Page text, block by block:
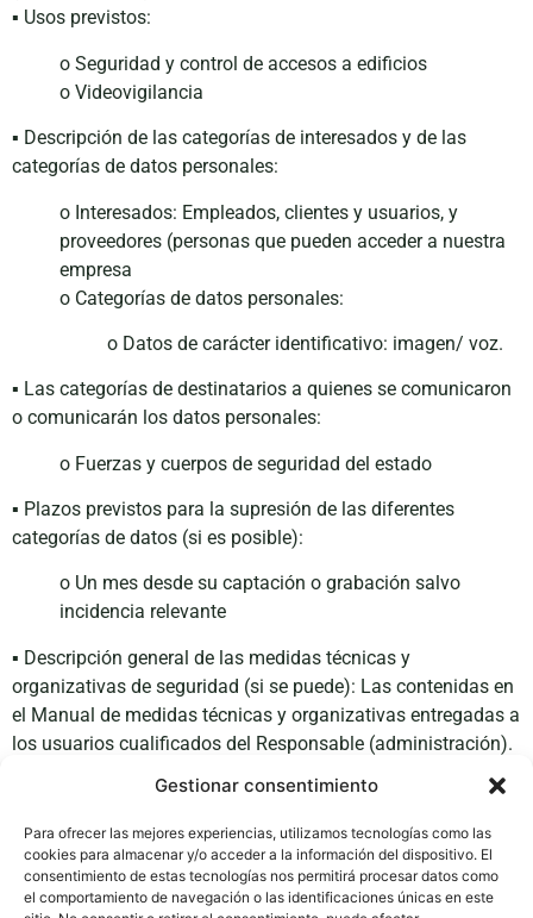
Gestionar consentimiento
Para ofrecer las mejores experiencias, utilizamos tecnologías como las
cookies para almacenar y/o acceder a la información del dispositivo. El
consentimiento de estas tecnologías nos permitirá procesar datos como
el comportamiento de navegación o las identificaciones únicas en este
▪ Usos previstos:
o Seguridad y control de accesos a edificios
o Videovigilancia
▪ Descripción de las categorías de interesados y de las
categorías de datos personales:
o Interesados: Empleados, clientes y usuarios, y
proveedores (personas que pueden acceder a nuestra
empresa
o Categorías de datos personales:
o Datos de carácter identificativo: imagen/ voz.
▪ Las categorías de destinatarios a quienes se comunicaron
o comunicarán los datos personales:
o Fuerzas y cuerpos de seguridad del estado
▪ Plazos previstos para la supresión de las diferentes
categorías de datos (si es posible):
o Un mes desde su captación o grabación salvo
incidencia relevante
▪ Descripción general de las medidas técnicas y
organizativas de seguridad (si se puede): Las contenidas en
el Manual de medidas técnicas y organizativas entregadas a
los usuarios cualificados del Responsable (administración).
Política de Calidad Política de privacidad